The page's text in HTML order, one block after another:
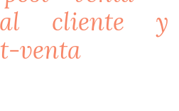
al cliente y
venta